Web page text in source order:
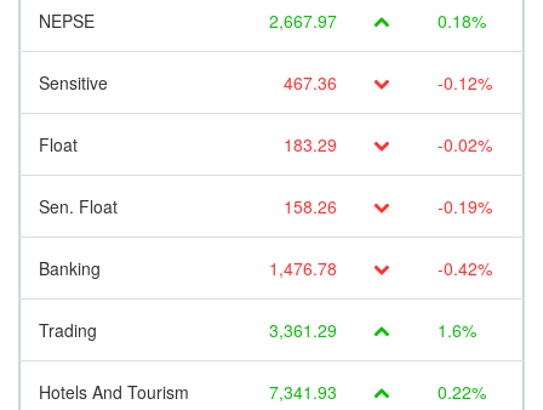
NEPSE 2,667.97 0.18%
Sensitive 467.36 -0.12%
Float 183.29 -0.02%
Sen. Float 158.26 -0.19%
Banking 1,476.78 -0.42%
Trading 3,361.29 1.6%
Hotels And Tourism 7,341.93 0.22%